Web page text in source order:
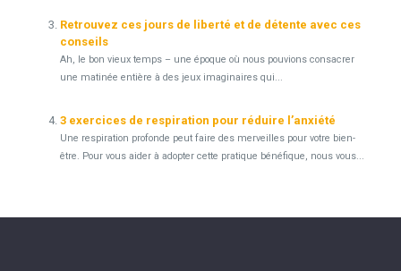
Retrouvez ces jours de liberté et de détente avec ces
conseils
Ah, le bon vieux temps – une époque où nous pouvions consacrer
une matinée entière à des jeux imaginaires qui...
3 exercices de respiration pour réduire l’anxiété
Une respiration profonde peut faire des merveilles pour votre bien-
être. Pour vous aider à adopter cette pratique bénéfique, nous vous...